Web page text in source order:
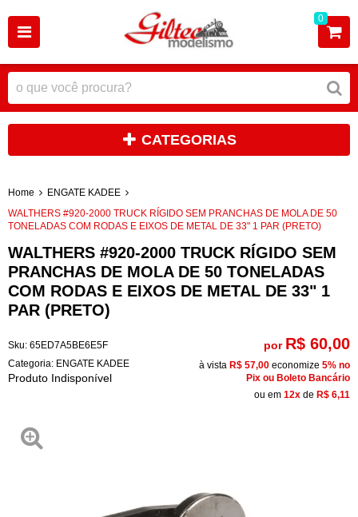
0
CATEGORIAS
Home
ENGATE KADEE
WALTHERS #920-2000 TRUCK RÍGIDO SEM PRANCHAS DE MOLA DE 50
TONELADAS COM RODAS E EIXOS DE METAL DE 33" 1 PAR (PRETO)
WALTHERS #920-2000 TRUCK RÍGIDO SEM
PRANCHAS DE MOLA DE 50 TONELADAS
COM RODAS E EIXOS DE METAL DE 33" 1
PAR (PRETO)
Sku: 65ED7A5BE6E5F
Categoria: ENGATE KADEE
Produto Indisponível
por R$ 60,00
à vista R$ 57,00 economize 5% no
Pix ou Boleto Bancário
ou em 12x de R$ 6,11